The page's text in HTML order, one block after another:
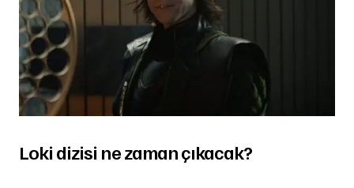
Loki dizisi ne zaman çıkacak?